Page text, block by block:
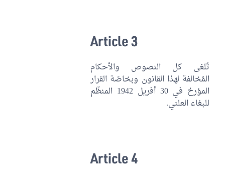
Article 3
تُلغى كل النصوص والأحكام
المُخالفة لهذا القانون وبخاصّة القرار
المؤرخ في 30 أفريل 1942 المنظّم
للبغاء العلني.
Article 4